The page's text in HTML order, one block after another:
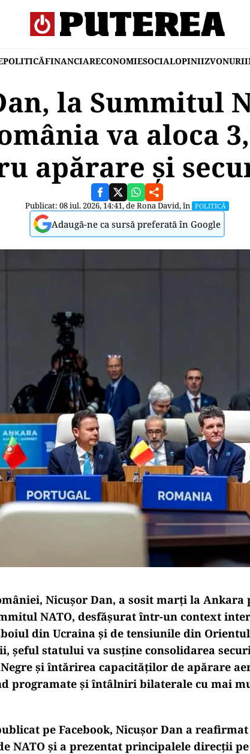
POLITICĂFINANCIARECONOMIESOCIALOPINIIZVONURI
la Summitul
va aloca
apărare și
Publicat: 08 iul. 2026, 14:41, deRona David, în POLITICĂ
Adaugă-ne ca sursă preferată în Google
Nicușor Dan, a sosit marți la Ankara
NATO, desfășurat într-un context
din Ucraina și de tensiunile din
șeful statului va susține consolidarea
și întărirea capacităților de apărare
programate și întâlniri bilaterale cu mai
pe Facebook, Nicușor Dan a
NATO și a prezentat principalele direcții